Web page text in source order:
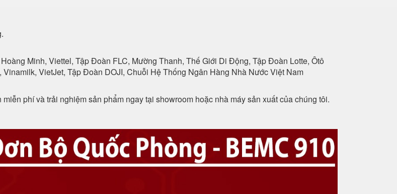
Minh, Viettel, Tập Đoàn FLC, Mường Thanh, Thế Giới Di Động, Tập Đoàn Lotte, Ôtô
VietJet, Tập Đoàn DOJI, Chuỗi Hệ Thống Ngân Hàng Nhà Nước Việt Nam
phí và trải nghiệm sản phẩm ngay tại showroom hoặc nhà máy sản xuất của chúng tôi.